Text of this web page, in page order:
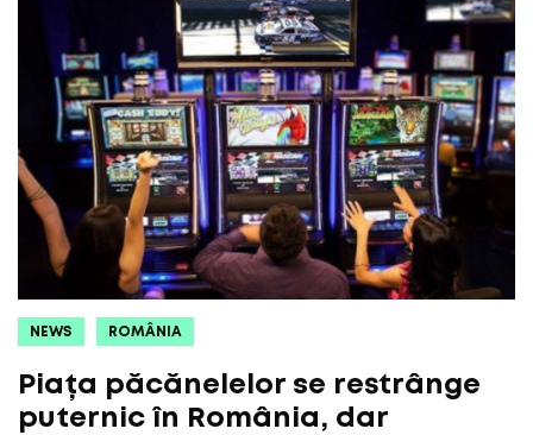
NEWS ROMÂNIA
Piața păcănelelor se restrânge
puternic în România, dar